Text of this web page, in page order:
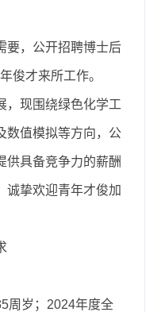
要，公开招聘博士后
俊才来所工作。
，现围绕绿色化学工
数值模拟等方向，公
供具备竞争力的薪酬
诚挚欢迎青年才俊加
周岁；2024年度全